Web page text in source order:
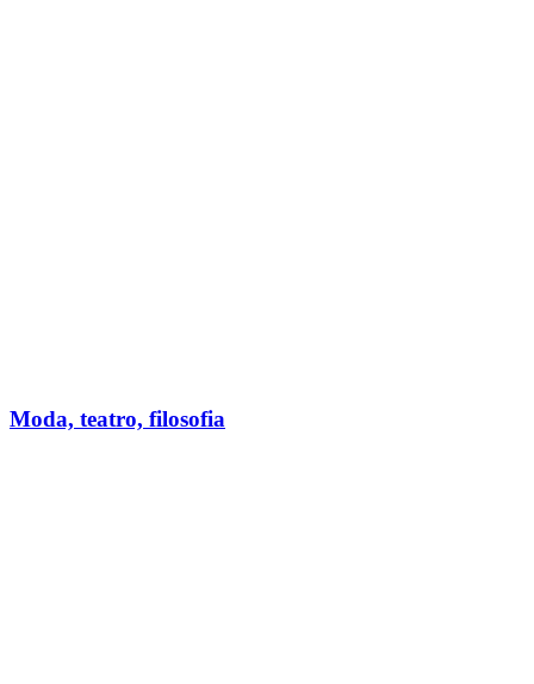
Moda, teatro, filosofia